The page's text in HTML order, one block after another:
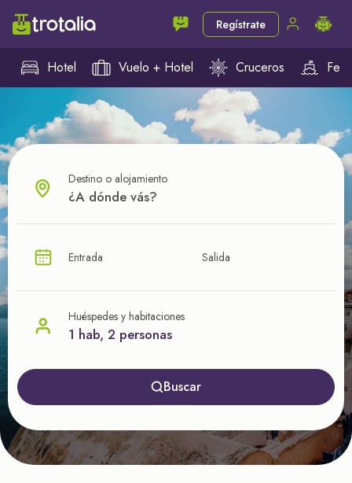
Regístrate
Hotel Vuelo + Hotel Cruceros
¿CUÁL VA A SER TU PRÓXIMO TROTE?
nuestras ofertas
Destino o alojamiento
Entrada Salida
Huéspedes y habitaciones
1 hab, 2 personas
Buscar